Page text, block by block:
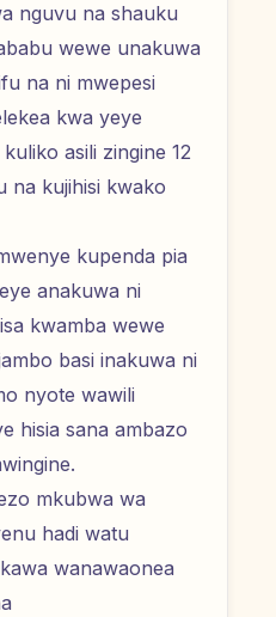
nguvu na shauku
wewe unakuwa
na ni mwepesi
kwa yeye
asili zingine 12
na kujihisi kwako
kupenda pia
anakuwa ni
kwamba wewe
basi inakuwa ni
nyote wawili
hisia sana ambazo
mkubwa wa
hadi watu
wanawaonea